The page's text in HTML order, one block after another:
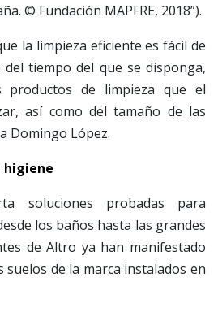
© Fundación MAPFRE, 2018”).
la limpieza eficiente es fácil de
tiempo del que se disponga,
de limpieza que el
así como del tamaño de las
Domingo López.
higiene
soluciones probadas para
los baños hasta las grandes
de Altro ya han manifestado
suelos de la marca instalados en